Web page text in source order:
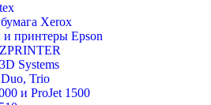
Xerox
принтеры Epson
Systems
Trio
и ProJet 1500